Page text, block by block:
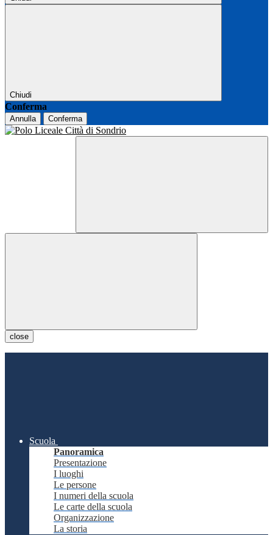
Chiudi
Conferma
Annulla Conferma
close
Scuola
Panoramica
Presentazione
I luoghi
Le persone
I numeri della scuola
Le carte della scuola
Organizzazione
La storia